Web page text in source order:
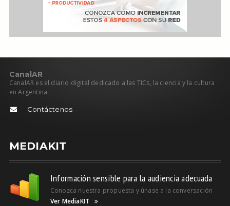
CanalAR
CanalAR es el diario digital dedicado a las TICs, la ciencia y la cultura
en Argentina.
Contáctenos
MEDIAKIT
Información sensible para la audiencia adecuada
Conozca nuestra propuesta y únase a la conversación
Ver MediaKIT